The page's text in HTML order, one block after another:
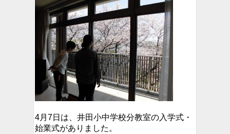
4月7日は、井田小中学校分教室の入学式・
始業式がありました。